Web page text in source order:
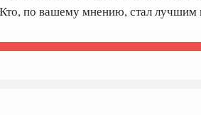
по вашему мнению, стал лучшим